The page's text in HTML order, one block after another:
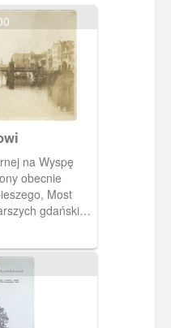
na Wyspę
obecnie
Most
gdańskich
służącą
tędy na
rzeźników.